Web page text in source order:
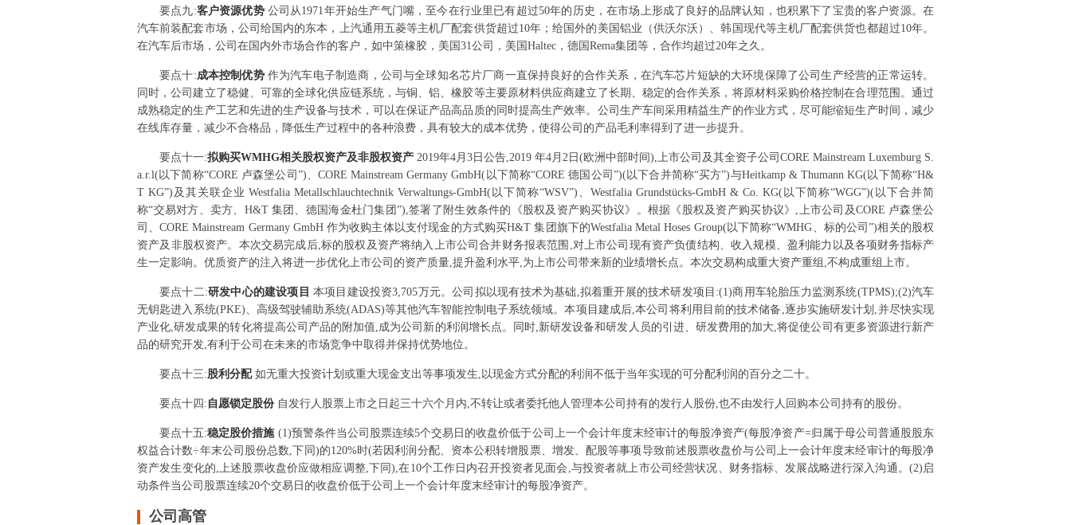
要点九:客户资源优势 公司从1971年开始生产气门嘴，至今在行业里已有超过50年的历史，在市场上形成了良好的品牌认知，也积累下了宝贵的客户资源。在
汽车前装配套市场，公司给国内的东本，上汽通用五菱等主机厂配套供货超过10年；给国外的美国铝业（供沃尔沃）、韩国现代等主机厂配套供货也都超过10年。
在汽车后市场，公司在国内外市场合作的客户，如中策橡胶，美国31公司，美国Haltec，德国Rema集团等，合作均超过20年之久。
要点十:成本控制优势 作为汽车电子制造商，公司与全球知名芯片厂商一直保持良好的合作关系，在汽车芯片短缺的大环境保障了公司生产经营的正常运转。
同时，公司建立了稳健、可靠的全球化供应链系统，与铜、铝、橡胶等主要原材料供应商建立了长期、稳定的合作关系，将原材料采购价格控制在合理范围。通过
成熟稳定的生产工艺和先进的生产设备与技术，可以在保证产品高品质的同时提高生产效率。公司生产车间采用精益生产的作业方式，尽可能缩短生产时间，减少
在线库存量，减少不合格品，降低生产过程中的各种浪费，具有较大的成本优势，使得公司的产品毛利率得到了进一步提升。
要点十一:拟购买WMHG相关股权资产及非股权资产 2019年4月3日公告,2019 年4月2日(欧洲中部时间),上市公司及其全资子公司CORE Mainstream Luxemburg S.
a.r.l(以下简称“CORE 卢森堡公司”)、CORE Mainstream Germany GmbH(以下简称“CORE 德国公司”)(以下合并简称“买方”)与Heitkamp & Thumann KG(以下简称“H&
T KG”)及其关联企业 Westfalia Metallschlauchtechnik Verwaltungs-GmbH(以下简称“WSV”)、Westfalia Grundstücks-GmbH & Co. KG(以下简称“WGG”)(以下合并简
称“交易对方、卖方、H&T 集团、德国海金杜门集团”),签署了附生效条件的《股权及资产购买协议》。根据《股权及资产购买协议》,上市公司及CORE 卢森堡公
司、CORE Mainstream Germany GmbH 作为收购主体以支付现金的方式购买H&T 集团旗下的Westfalia Metal Hoses Group(以下简称“WMHG、标的公司”)相关的股权
资产及非股权资产。本次交易完成后,标的股权及资产将纳入上市公司合并财务报表范围,对上市公司现有资产负债结构、收入规模、盈利能力以及各项财务指标产
生一定影响。优质资产的注入将进一步优化上市公司的资产质量,提升盈利水平,为上市公司带来新的业绩增长点。本次交易构成重大资产重组,不构成重组上市。
要点十二:研发中心的建设项目本项目建设投资3,705万元。公司拟以现有技术为基础,拟着重开展的技术研发项目:(1)商用车轮胎压力监测系统(TPMS);(2)汽车
无钥匙进入系统(PKE)、高级驾驶辅助系统(ADAS)等其他汽车智能控制电子系统领域。本项目建成后,本公司将利用目前的技术储备,逐步实施研发计划,并尽快实现
产业化,研发成果的转化将提高公司产品的附加值,成为公司新的利润增长点。同时,新研发设备和研发人员的引进、研发费用的加大,将促使公司有更多资源进行新产
品的研究开发,有利于公司在未来的市场竞争中取得并保持优势地位。
要点十三:股利分配 如无重大投资计划或重大现金支出等事项发生,以现金方式分配的利润不低于当年实现的可分配利润的百分之二十。
要点十四 : 自愿锁定股份 自发行人股票上市之日起三十六个月内,不转让或者委托他人管理本公司持有的发行人股份,也不由发行人回购本公司持有的股份。
要点十五:稳定股价措施 (1)预警条件当公司股票连续5个交易日的收盘价低于公司上一个会计年度末经审计的每股净资产(每股净资产=归属于母公司普通股股东
权益合计数÷年末公司股份总数,下同)的120%时(若因利润分配、资本公积转增股票、增发、配股等事项导致前述股票收盘价与公司上一会计年度末经审计的每股净
资产发生变化的,上述股票收盘价应做相应调整,下同),在10个工作日内召开投资者见面会,与投资者就上市公司经营状况、财务指标、发展战略进行深入沟通。(2)启
动条件当公司股票连续20个交易日的收盘价低于公司上一个会计年度末经审计的每股净资产。
公司高管